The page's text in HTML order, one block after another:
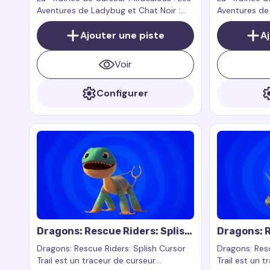
Chat Noir : Plagg
Aventures de Ladybug et Chat Noir :
Plagg" est un ajout ludique et
charmant à votre curseur, qui apporte
la magie et l’humour de la célèbre série
animée directement sur votre écran.
Ajouter une piste
Voir
Configurer
Chat Noir
Aventures
Papillon"
dramatique
apporte
charisme
principal de
Dragons: Rescue Riders: Splish
Cursor Trail
Dragons: Rescue Riders: Splish Cursor
Trail est un traceur de curseur
Dragons:
Cutter
Dragons:
Trail est un